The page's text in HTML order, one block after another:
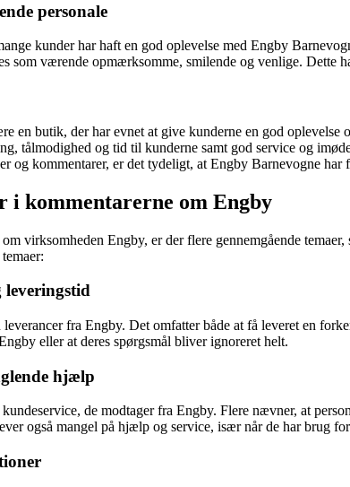
personale
kunder har haft en god oplevelse med Engby
som værende opmærksomme, smilende og venlige.
en butik, der har evnet at give kunderne en god
tålmodighed og tid til kunderne samt god service og
og kommentarer, er det tydeligt, at Engby Barnevogne har
i kommentarerne om Engby
virksomheden Engby, er der flere gennemgående
leveringstid
fra Engby. Det omfatter både at få leveret en
eller at deres spørgsmål bliver ignoreret helt.
hjælp
de modtager fra Engby. Flere nævner, at
også mangel på hjælp og service, især når de har brug